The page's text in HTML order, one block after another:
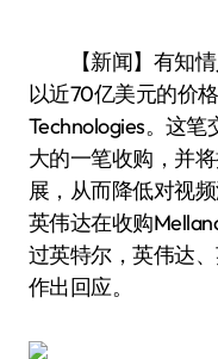
【新闻】有知情人士表示，芯片制造商英伟达
以近70亿美元的价
Technologies。这
大的一笔收购，并
展，从而降低对视
英伟达在收购
过英特尔，英伟达
作出回应。